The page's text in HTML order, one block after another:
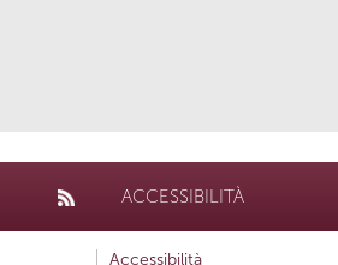
ACCESSIBILITÀ
Accessibilità